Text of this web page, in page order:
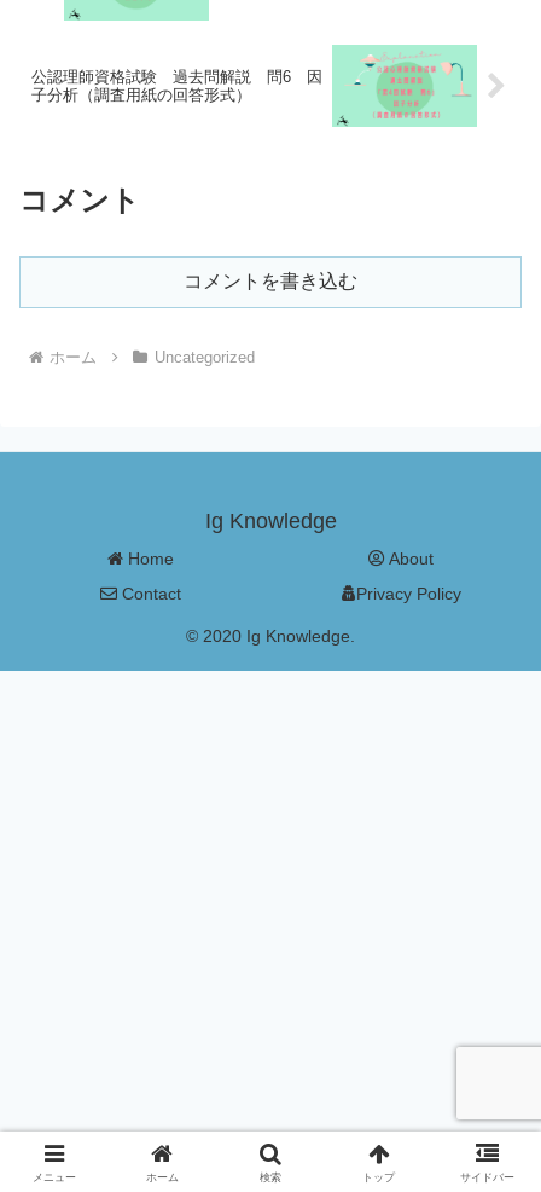
公認理師資格試験 過去問解説 問6 因
子分析（調査用紙の回答形式）
コメント
コメントを書き込む
ホーム Uncategorized
Ig Knowledge
Home
About
Contact
Privacy Policy
© 2020 Ig Knowledge.
メニュー ホーム 検索 トップ サイドバー